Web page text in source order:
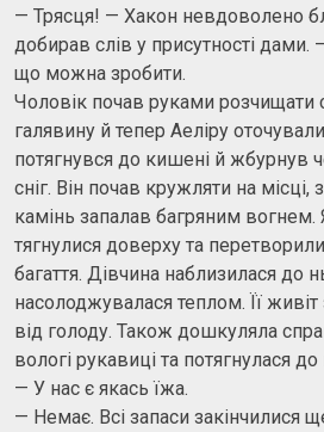
— Трясця! — Хакон невдоволено
добирав слів у присутності
що можна зробити.
Чоловік почав руками розчищати
галявину й тепер Аеліру
потягнувся до кишені й жбурнув
сніг. Він почав кружляти на
камінь запалав багряним вогнем.
тягнулися доверху та
багаття. Дівчина наблизилася до
насолоджувалася теплом. Її
від голоду. Також дошкуляла
вологі рукавиці та потягнулася
— У нас є якась їжа.
— Немає. Всі запаси закінчилися